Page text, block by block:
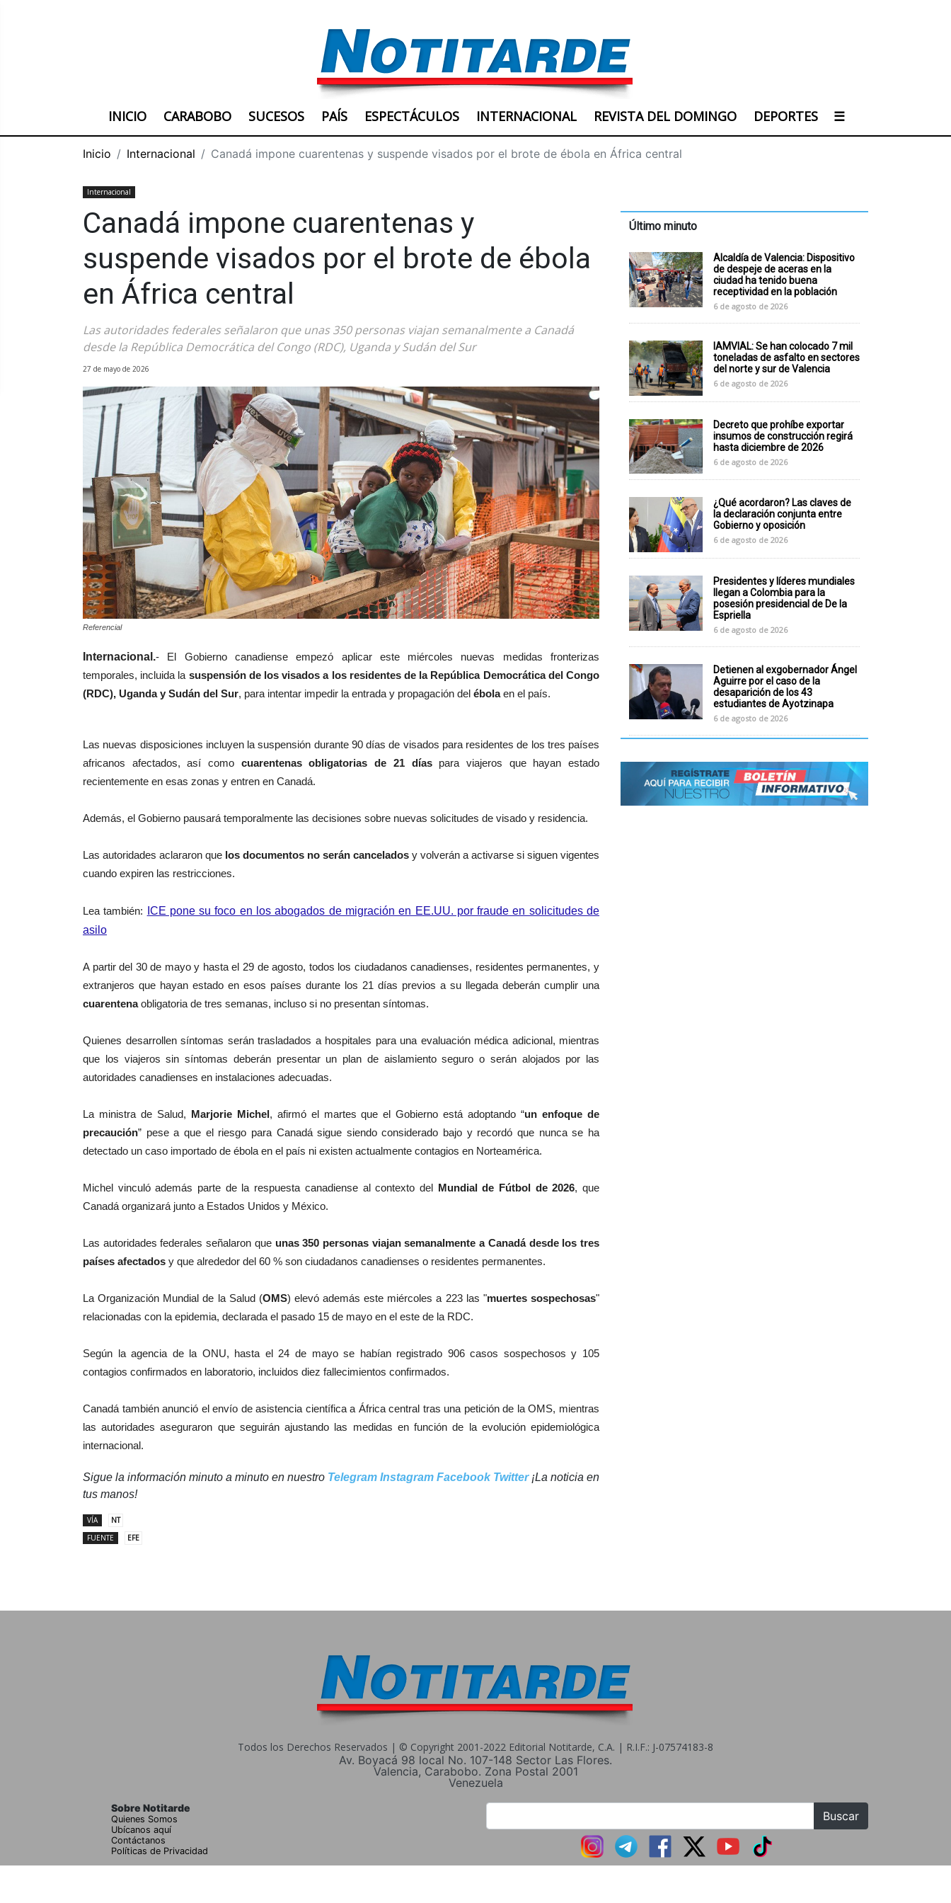
INICIO CARABOBO SUCESOS PAÍS ESPECTÁCULOS INTERNACIONAL REVISTA DEL DOMINGO DEPORTES ☰
Inicio Internacional Canadá impone cuarentenas y suspende visados por el brote de ébola en África central
Internacional
Canadá impone cuarentenas y
suspende visados por el brote de ébola
en África central
Las autoridades federales señalaron que unas 350 personas viajan semanalmente a Canadá
desde la República Democrática del Congo (RDC), Uganda y Sudán del Sur
27 de mayo de 2026
Referencial
Internacional.- El Gobierno canadiense empezó aplicar este miércoles nuevas medidas fronterizas
temporales, incluida la suspensión de los visados a los residentes de la República Democrática del Congo
(RDC), Uganda y Sudán del Sur, para intentar impedir la entrada y propagación del ébolaen el país.
Las nuevas disposiciones incluyen la suspensión durante 90 días de visados para residentes de los tres países
africanos afectados, así como cuarentenas obligatorias de 21 días para viajeros que hayan estado
recientemente en esas zonas y entren en Canadá.
Además, el Gobierno pausará temporalmente las decisiones sobre nuevas solicitudes de visado y residencia.
Las autoridades aclararon que los documentos no serán cancelados y volverán a activarse si siguen vigentes
cuando expiren las restricciones.
Lea también:
ICE pone su foco en los abogados de migración en EE.UU. por fraude en solicitudes de
asilo
A partir del 30 de mayo y hasta el 29 de agosto, todos los ciudadanos canadienses, residentes permanentes, y
extranjeros que hayan estado en esos países durante los 21 días previos a su llegada deberán cumplir una
cuarentenaobligatoria de tres semanas, incluso si no presentan síntomas.
Quienes desarrollen síntomas serán trasladados a hospitales para una evaluación médica adicional, mientras
que los viajeros sin síntomas deberán presentar un plan de aislamiento seguro o serán alojados por las
autoridades canadienses en instalaciones adecuadas.
La ministra de Salud, Marjorie Michel, afirmó el martes que el Gobierno está adoptando “un enfoque de
precaución” pese a que el riesgo para Canadá sigue siendo considerado bajo y recordó que nunca se ha
detectado un caso importado de ébola en el país ni existen actualmente contagios en Norteamérica.
Michel vinculó además parte de la respuesta canadiense al contexto del Mundial de Fútbol de 2026, que
Canadá organizará junto a Estados Unidos y México.
Las autoridades federales señalaron que unas 350 personas viajan semanalmente a Canadá desde los tres
países afectados y que alrededor del 60 % son ciudadanos canadienses o residentes permanentes.
La Organización Mundial de la Salud (OMS) elevó además este miércoles a 223 las "muertes sospechosas"
relacionadas con la epidemia, declarada el pasado 15 de mayo en el este de la RDC.
Según la agencia de la ONU, hasta el 24 de mayo se habían registrado 906 casos sospechosos y 105
contagios confirmados en laboratorio, incluidos diez fallecimientos confirmados.
Canadá también anunció el envío de asistencia científica a África central tras una petición de la OMS, mientras
las autoridades aseguraron que seguirán ajustando las medidas en función de la evolución epidemiológica
internacional.
Sigue la información minuto a minuto en nuestro Telegram Instagram Facebook Twitter¡La noticia en
tus manos!
VÍA
NT
FUENTE
EFE
Último minuto
Alcaldía de Valencia: Dispositivo
de despeje de aceras en la
ciudad ha tenido buena
receptividad en la población
6 de agosto de 2026
IAMVIAL: Se han colocado 7 mil
toneladas de asfalto en sectores
del norte y sur de Valencia
6 de agosto de 2026
Decreto que prohíbe exportar
insumos de construcción regirá
hasta diciembre de 2026
6 de agosto de 2026
¿Qué acordaron? Las claves de
la declaración conjunta entre
Gobierno y oposición
6 de agosto de 2026
Presidentes y líderes mundiales
llegan a Colombia para la
posesión presidencial de De la
Espriella
6 de agosto de 2026
Detienen al exgobernador Ángel
Aguirre por el caso de la
desaparición de los 43
estudiantes de Ayotzinapa
6 de agosto de 2026
Todos los Derechos Reservados | © Copyright 2001-2022 Editorial Notitarde, C.A. | R.I.F.: J-07574183-8
Av. Boyacá 98 local No. 107-148 Sector Las Flores.
Valencia, Carabobo. Zona Postal 2001
Venezuela
Sobre Notitarde
Quienes Somos
Ubícanos aquí
Contáctanos
Políticas de Privacidad
Buscar